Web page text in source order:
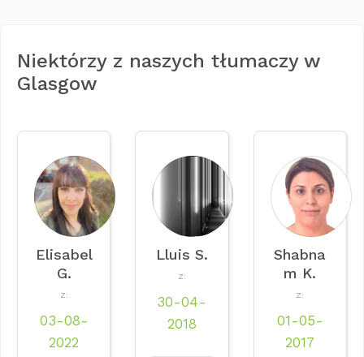
Niektórzy z naszych tłumaczy w
Glasgow
Elisabel
G.
Z:
03-08-
2022
Lluis S.
Z:
30-04-
2018
Shabna
m K.
Z:
01-05-
2017